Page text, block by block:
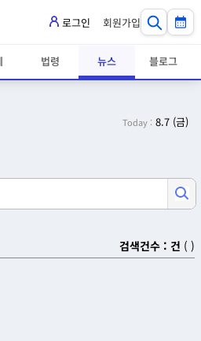
로그인 회원가입
법령 뉴스 블로그
Today : 8.7 (금)
검색건수 : 건 ( )